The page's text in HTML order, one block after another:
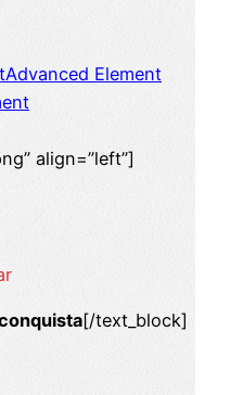
Advanced Element
align=”left”]
[/text_block]